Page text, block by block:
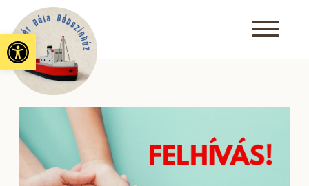
Eszköztár megnyitása